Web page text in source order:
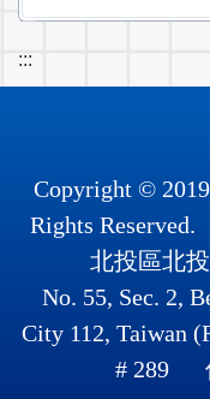
:::
Copyright ©
Rights
北投區北
No. 55, Sec. 2,
City 112, Taiwan
# 289